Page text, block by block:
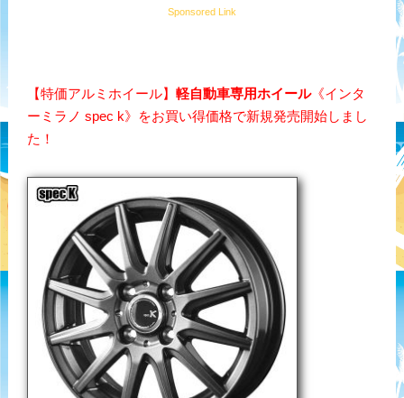
Sponsored Link
【特価アルミホイール】 軽自動車専用ホイール《インタ
ーミラノ spec k》をお買い得価格で新規発売開始しまし
た！